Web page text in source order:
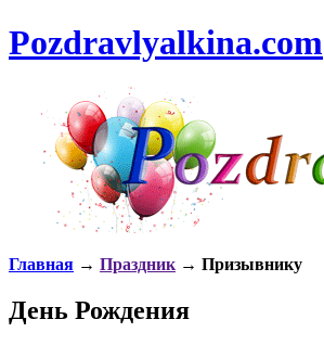
Pozdravlyalkina.com
Главная → Праздник → Призывнику
День Рождения